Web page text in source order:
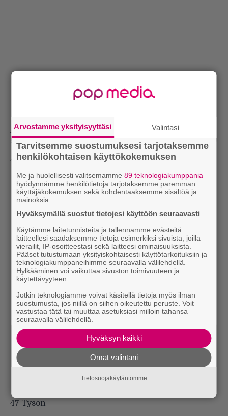
40 North Face – Pohjoisrinne; Sunshine Cleaning;
Tropa de Elite; The Wackness
44 Ashes of Time Redux; Eden Lake; Fanboys
47 Tyson
Arvostamme yksityisyyttäsi Valintasi
Tarvitsemme suostumuksesi tarjotaksemme
henkilökohtaisen käyttökokemuksen
Me ja huolellisesti valitsemamme89 teknologiakumppania
hyödynnämme henkilötietoja tarjotaksemme paremman
käyttäjäkokemuksen sekä kohdentaaksemme sisältöä ja
mainoksia.
Hyväksymällä suostut tietojesi käyttöön seuraavasti
Käytämme laitetunnisteita ja tallennamme evästeitä
laitteellesi saadaksemme tietoja esimerkiksi sivuista, joilla
vierailit, IP-osoitteestasi sekä laitteesi ominaisuuksista.
Pääset tutustumaan yksityiskohtaisesti käyttötarkoituksiin ja
teknologiakumppaneihimme seuraavalla välilehdellä.
Hylkääminen voi vaikuttaa sivuston toimivuuteen ja
käytettävyyteen.
Jotkin teknologiamme voivat käsitellä tietoja myös ilman
suostumusta, jos niillä on siihen oikeutettu peruste. Voit
vastustaa tätä tai muuttaa asetuksiasi milloin tahansa
seuraavalla välilehdellä.
Hyväksyn kaikki
Omat valintani
Tietosuojakäytäntömme